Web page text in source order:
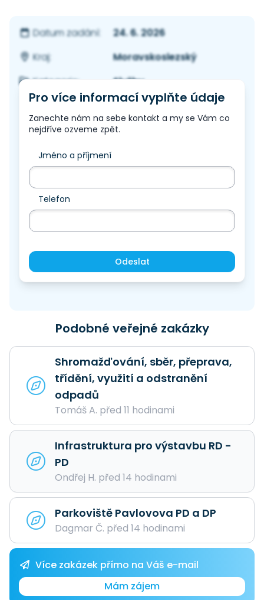
Datum zadání:
24. 6. 2026
Kraj:
Moravskoslezský
Kategorie:
Služby
Pro více informací vyplňte údaje
Zanechte nám na sebe kontakt a my se Vám co
nejdříve ozveme zpět.
Jméno a příjmení
Telefon
Odeslat
Podobné veřejné zakázky
Shromažďování, sběr, přeprava,
třídění, využití a odstranění
odpadů
Tomáš A. před 11 hodinami
Infrastruktura pro výstavbu RD -
PD
Ondřej H. před 14 hodinami
Parkoviště Pavlovova PD a DP
Dagmar Č. před 14 hodinami
Více zakázek přímo na Váš e-mail
Mám zájem